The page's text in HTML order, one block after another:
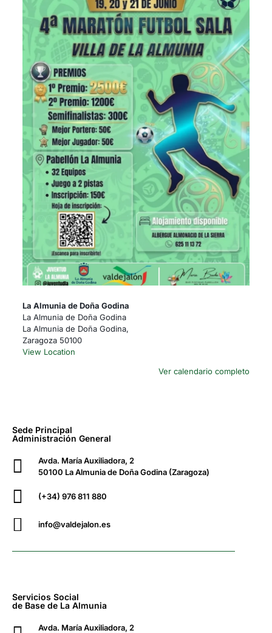
La Almunia de Doña Godina
La Almunia de Doña Godina
La Almunia de Doña Godina,
Zaragoza 50100
View Location
Ver calendario completo
Sede Principal
Administración General
Avda. María Auxiliadora, 2
50100 La Almunia de Doña Godina (Zaragoza)
(+34) 976 811 880
info@valdejalon.es
Servicios Social
de Base de La Almunia
Avda. María Auxiliadora, 2